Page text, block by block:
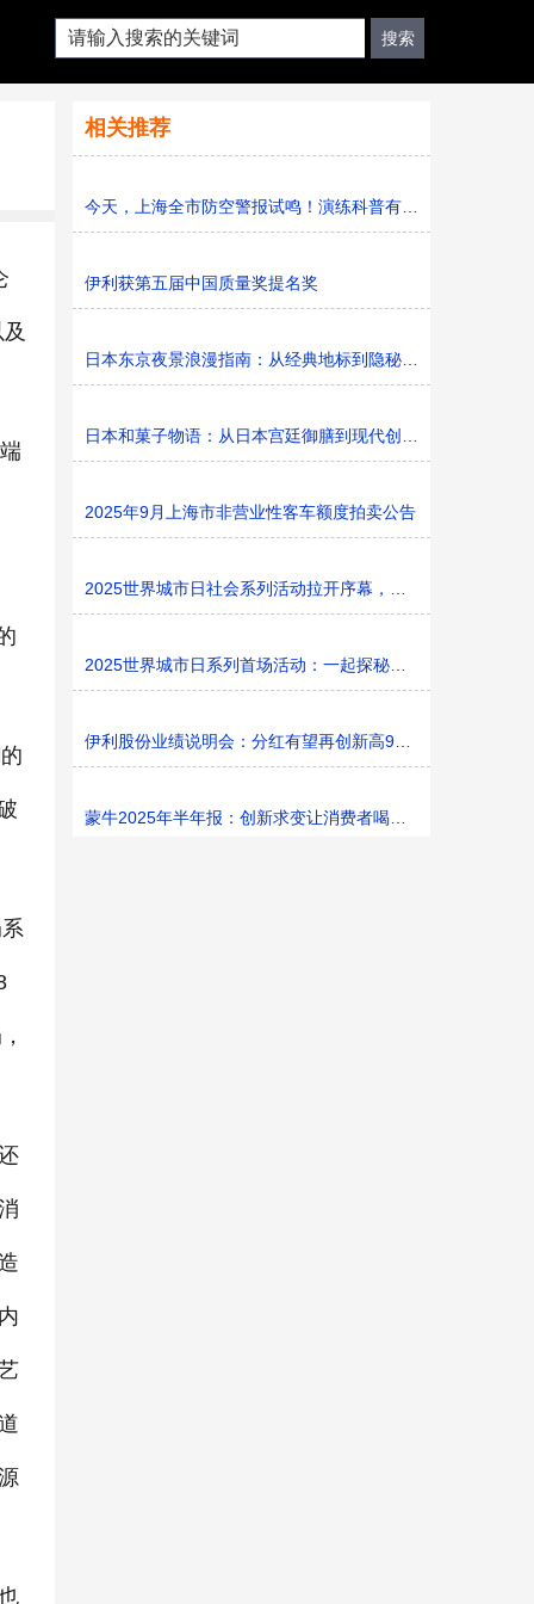
相关推荐
今天，上海全市防空警报试鸣！演练科普有序进行，人防意
伊利获第五届中国质量奖提名奖
日本东京夜景浪漫指南：从经典地标到隐秘胜地
日本和菓子物语：从日本宫廷御膳到现代创新的甜蜜传承
2025年9月上海市非营业性客车额度拍卖公告
2025世界城市日社会系列活动拉开序幕，探寻社区花园里的
2025世界城市日系列首场活动：一起探秘家门口的“魔法花园”
伊利股份业绩说明会：分红有望再创新高9%利润率目标不变
蒙牛2025年半年报：创新求变让消费者喝上奶、喝好奶、喝